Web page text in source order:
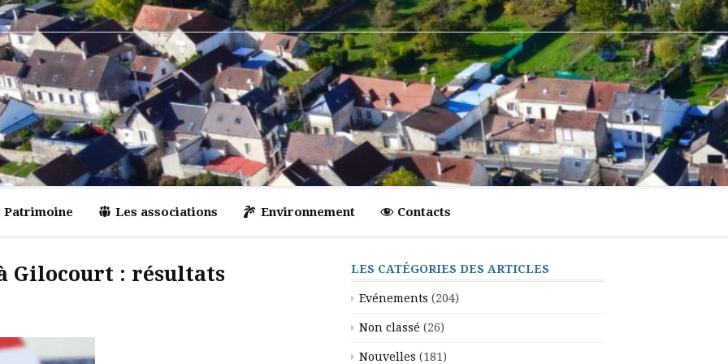
Patrimoine Les associations Environnement Contacts
Gilocourt : résultats
LES CATÉGORIES DES ARTICLES
Evénements (204)
Non classé (26)
Nouvelles (181)